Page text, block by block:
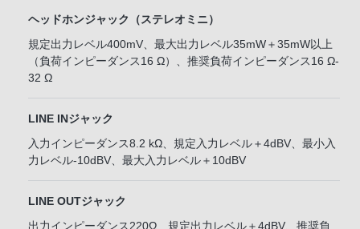
ヘッドホンジャック（ステレオミニ）
規定出力レベル400mV、最大出力レベル35mW＋35mW以上
（負荷インピーダンス16 Ω）、推奨負荷インピーダンス16 Ω-
32 Ω
LINE INジャック
入力インピーダンス8.2 kΩ、規定入力レベル＋4dBV、最小入
力レベル-10dBV、最大入力レベル＋10dBV
LINE OUTジャック
出力インピーダンス220Ω、規定出力レベル＋4dBV、推奨負